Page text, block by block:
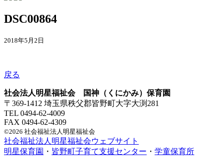
DSC00864
2018年5月2日
戻る
社会法人明星福祉会 国神（くにかみ）保育園
〒369-1412 埼玉県秩父郡皆野町大字大渕281
TEL 0494-62-4009
FAX 0494-62-4309
©2026 社会福祉法人明星福祉会
社会福祉法人明星福祉会ウェブサイト
明星保育園 ・ 皆野町子育て支援センター ・ 学童保育所